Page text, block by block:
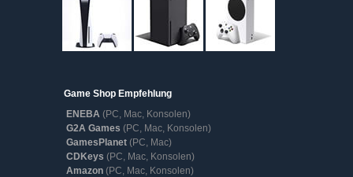
Game Shop Empfehlung
ENEBA (PC, Mac, Konsolen)
G2A Games (PC, Mac, Konsolen)
GamesPlanet (PC, Mac)
CDKeys (PC, Mac, Konsolen)
Amazon (PC, Mac, Konsolen)